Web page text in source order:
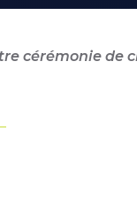
cérémonie de